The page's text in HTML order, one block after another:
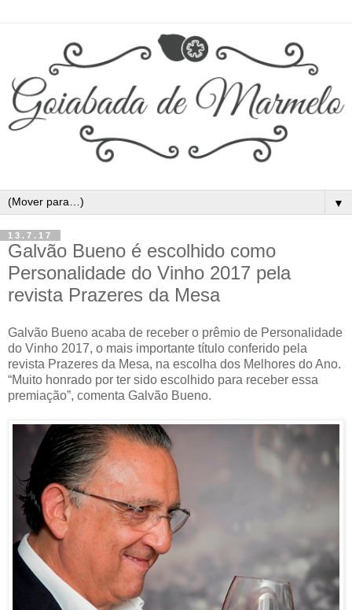
▼
13.7.17
Galvão Bueno é escolhido como
Personalidade do Vinho 2017 pela
revista Prazeres da Mesa
Galvão Bueno acaba de receber o prêmio de Personalidade
do Vinho 2017, o mais importante título conferido pela
revista Prazeres da Mesa, na escolha dos Melhores do Ano.
“Muito honrado por ter sido escolhido para receber essa
premiação”, comenta Galvão Bueno.